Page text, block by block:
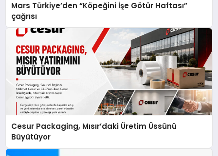
Mars Türkiye’den “Köpeğini İşe Götür Haftası”
çağrısı
Cesur Packaging, Mısır’daki Üretim Üssünü
Büyütüyor